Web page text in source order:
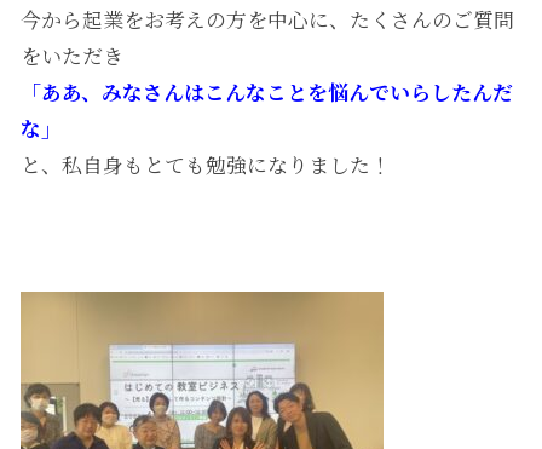
今から起業をお考えの方を中心に、たくさんのご質問
をいただき
「ああ、みなさんはこんなことを悩んでいらしたんだ
な」
と、私自身もとても勉強になりました！